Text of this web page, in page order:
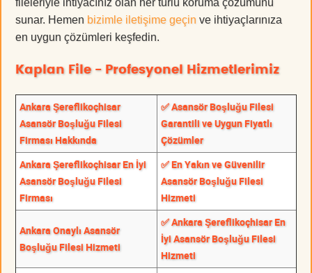
sunar. Hemen bizimle iletişime geçin ve ihtiyaçlarınıza
en uygun çözümleri keşfedin.
Kaplan File - Profesyonel Hizmetlerimiz
Ankara Şereflikoçhisar
Asansör Boşluğu Filesi
Firması Hakkında
✅ Asansör Boşluğu Filesi
Garantili ve Uygun Fiyatlı
Çözümler
Ankara Şereflikoçhisar En İyi
Asansör Boşluğu Filesi
Firması
✅ En Yakın ve Güvenilir
Asansör Boşluğu Filesi
Hizmeti
Ankara Onaylı Asansör
Boşluğu Filesi Hizmeti
✅ Ankara Şereflikoçhisar En
İyi Asansör Boşluğu Filesi
Hizmeti